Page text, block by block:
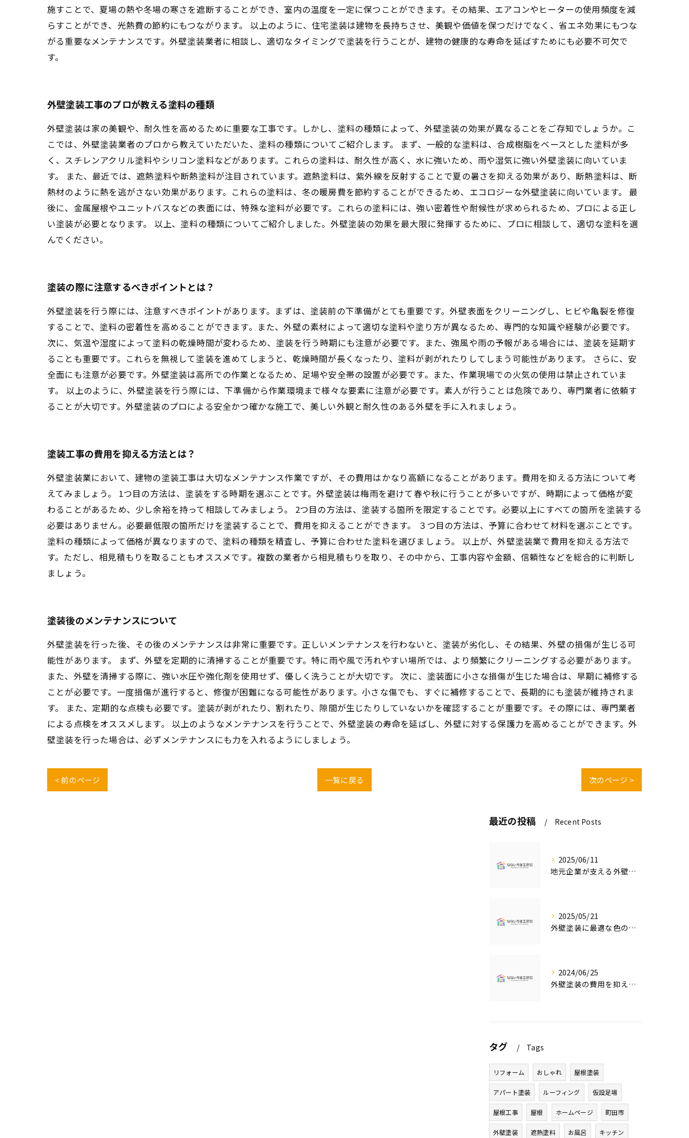
施すことで、夏場の熱や冬場の寒さを遮断することができ、室内の温度を一定に保つことができます。その結果、エアコンやヒーターの使用頻度を減
らすことができ、光熱費の節約にもつながります。 以上のように、住宅塗装は建物を長持ちさせ、美観や価値を保つだけでなく、省エネ効果にもつな
がる重要なメンテナンスです。外壁塗装業者に相談し、適切なタイミングで塗装を行うことが、建物の健康的な寿命を延ばすためにも必要不可欠で
す。
外壁塗装工事のプロが教える塗料の種類
外壁塗装は家の美観や、耐久性を高めるために重要な工事です。しかし、塗料の種類によって、外壁塗装の効果が異なることをご存知でしょうか。こ
こでは、外壁塗装業者のプロから教えていただいた、塗料の種類についてご紹介します。 まず、一般的な塗料は、合成樹脂をベースとした塗料が多
く、スチレンアクリル塗料やシリコン塗料などがあります。これらの塗料は、耐久性が高く、水に強いため、雨や湿気に強い外壁塗装に向いていま
す。 また、最近では、遮熱塗料や断熱塗料が注目されています。遮熱塗料は、紫外線を反射することで夏の暑さを抑える効果があり、断熱塗料は、断
熱材のように熱を逃がさない効果があります。これらの塗料は、冬の暖房費を節約することができるため、エコロジーな外壁塗装に向いています。 最
後に、金属屋根やユニットバスなどの表面には、特殊な塗料が必要です。これらの塗料には、強い密着性や耐候性が求められるため、プロによる正し
い塗装が必要となります。 以上、塗料の種類についてご紹介しました。外壁塗装の効果を最大限に発揮するために、プロに相談して、適切な塗料を選
んでください。
塗装の際に注意するべきポイントとは？
外壁塗装を行う際には、注意すべきポイントがあります。まずは、塗装前の下準備がとても重要です。外壁表面をクリーニングし、ヒビや亀裂を修復
することで、塗料の密着性を高めることができます。また、外壁の素材によって適切な塗料や塗り方が異なるため、専門的な知識や経験が必要です。
次に、気温や湿度によって塗料の乾燥時間が変わるため、塗装を行う時期にも注意が必要です。また、強風や雨の予報がある場合には、塗装を延期す
ることも重要です。これらを無視して塗装を進めてしまうと、乾燥時間が長くなったり、塗料が剥がれたりしてしまう可能性があります。 さらに、安
全面にも注意が必要です。外壁塗装は高所での作業となるため、足場や安全帯の設置が必要です。また、作業現場での火気の使用は禁止されていま
す。 以上のように、外壁塗装を行う際には、下準備から作業環境まで様々な要素に注意が必要です。素人が行うことは危険であり、専門業者に依頼す
ることが大切です。外壁塗装のプロによる安全かつ確かな施工で、美しい外観と耐久性のある外壁を手に入れましょう。
塗装工事の費用を抑える方法とは？
外壁塗装業において、建物の塗装工事は大切なメンテナンス作業ですが、その費用はかなり高額になることがあります。費用を抑える方法について考
えてみましょう。 1つ目の方法は、塗装をする時期を選ぶことです。外壁塗装は梅雨を避けて春や秋に行うことが多いですが、時期によって価格が変
わることがあるため、少し余裕を持って相談してみましょう。 2つ目の方法は、塗装する箇所を限定することです。必要以上にすべての箇所を塗装する
必要はありません。必要最低限の箇所だけを塗装することで、費用を抑えることができます。 ３つ目の方法は、予算に合わせて材料を選ぶことです。
塗料の種類によって価格が異なりますので、塗料の種類を精査し、予算に合わせた塗料を選びましょう。 以上が、外壁塗装業で費用を抑える方法で
す。ただし、相見積もりを取ることもオススメです。複数の業者から相見積もりを取り、その中から、工事内容や金額、信頼性などを総合的に判断し
ましょう。
塗装後のメンテナンスについて
外壁塗装を行った後、その後のメンテナンスは非常に重要です。正しいメンテナンスを行わないと、塗装が劣化し、その結果、外壁の損傷が生じる可
能性があります。 まず、外壁を定期的に清掃することが重要です。特に雨や風で汚れやすい場所では、より頻繁にクリーニングする必要があります。
また、外壁を清掃する際に、強い水圧や強化剤を使用せず、優しく洗うことが大切です。 次に、塗装面に小さな損傷が生じた場合は、早期に補修する
ことが必要です。一度損傷が進行すると、修復が困難になる可能性があります。小さな傷でも、すぐに補修することで、長期的にも塗装が維持されま
す。 また、定期的な点検も必要です。塗装が剥がれたり、割れたり、隙間が生じたりしていないかを確認することが重要です。その際には、専門業者
による点検をオススメします。 以上のようなメンテナンスを行うことで、外壁塗装の寿命を延ばし、外壁に対する保護力を高めることができます。外
壁塗装を行った場合は、必ずメンテナンスにも力を入れるようにしましょう。
< 前のページ 一覧に戻る 次のページ >
最近の投稿 Recent Posts
2025/06/11
地元企業が支える外壁塗装の魅力
2025/05/21
外壁塗装に最適な色の選び方
2024/06/25
外壁塗装の費用を抑えたい人必見！低価格で高品質な外壁塗装工事のポイントとは？
タグ Tags
リフォーム おしゃれ 屋根塗装
アパート塗装 ルーフィング 仮設足場
屋根工事 屋根 ホームページ 町田市
外壁塗装 遮熱塗料 お風呂 キッチン